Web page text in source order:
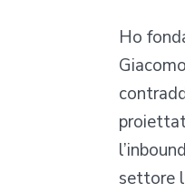
Ho
settore